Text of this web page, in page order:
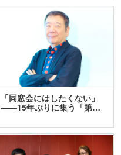
「同窓会にはしたくない」
――15年ぶりに集う「第…